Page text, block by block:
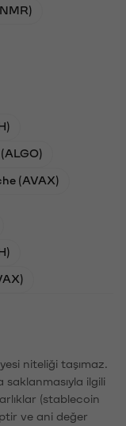
(AVAX)
niteliği taşımaz.
saklanmasıyla ilgili
(stablecoin
ve ani değer